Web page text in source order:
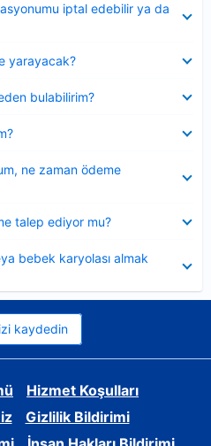
iptal edebilir ya da
yarayacak?
bulabilirim?
ne zaman ödeme
talep ediyor mu?
bebek karyolası almak
kaydedin
Hizmet Koşulları
Gizlilik Bildirimi